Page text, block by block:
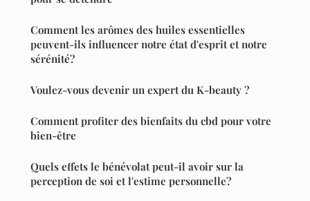
Comment les arômes des huiles essentielles
peuvent-ils influencer notre état d'esprit et notre
sérénité?
Voulez-vous devenir un expert du K-beauty ?
Comment profiter des bienfaits du cbd pour votre
bien-être
Quels effets le bénévolat peut-il avoir sur la
perception de soi et l'estime personnelle?